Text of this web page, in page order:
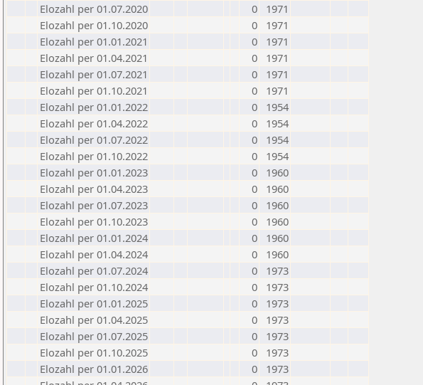
Elozahl per 01.07.2020
0
1971
Elozahl per 01.10.2020
0
1971
Elozahl per 01.01.2021
0
1971
Elozahl per 01.04.2021
0
1971
Elozahl per 01.07.2021
0
1971
Elozahl per 01.10.2021
0
1971
Elozahl per 01.01.2022
0
1954
Elozahl per 01.04.2022
0
1954
Elozahl per 01.07.2022
0
1954
Elozahl per 01.10.2022
0
1954
Elozahl per 01.01.2023
0
1960
Elozahl per 01.04.2023
0
1960
Elozahl per 01.07.2023
0
1960
Elozahl per 01.10.2023
0
1960
Elozahl per 01.01.2024
0
1960
Elozahl per 01.04.2024
0
1960
Elozahl per 01.07.2024
0
1973
Elozahl per 01.10.2024
0
1973
Elozahl per 01.01.2025
0
1973
Elozahl per 01.04.2025
0
1973
Elozahl per 01.07.2025
0
1973
Elozahl per 01.10.2025
0
1973
Elozahl per 01.01.2026
0
1973